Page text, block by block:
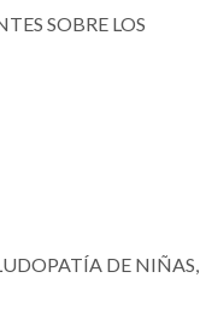
SOBRE LOS
DE NIÑAS,